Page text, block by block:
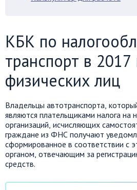
КБК по
транспорт в 2017
физических лиц
Владельцы автотранспорта,
являются плательщиками налога на
организаций, исчисляющих
граждане из ФНС получают
сформированное в соответствии с
органом, отвечающим за
средств.